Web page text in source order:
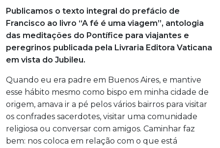
Publicamos o texto integral do prefácio de
Francisco ao livro “A fé é uma viagem”, antologia
das meditações do Pontífice para viajantes e
peregrinos publicada pela Livraria Editora Vaticana
em vista do Jubileu.
Quando eu era padre em Buenos Aires, e mantive
esse hábito mesmo como bispo em minha cidade de
origem, amava ir a pé pelos vários bairros para visitar
os confrades sacerdotes, visitar uma comunidade
religiosa ou conversar com amigos. Caminhar faz
bem: nos coloca em relação com o que está